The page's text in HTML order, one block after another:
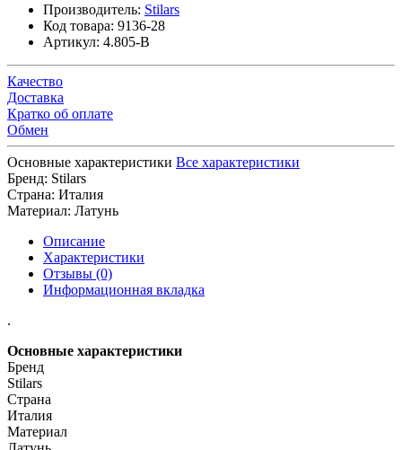
Производитель: Stilars
Код товара: 9136-28
Артикул: 4.805-В
Качество
Доставка
Кратко об оплате
Обмен
Основные характеристики Все характеристики
Бренд: Stilars
Страна: Италия
Материал: Латунь
Описание
Характеристики
Отзывы (0)
Информационная вкладка
.
Основные характеристики
Бренд
Stilars
Страна
Италия
Материал